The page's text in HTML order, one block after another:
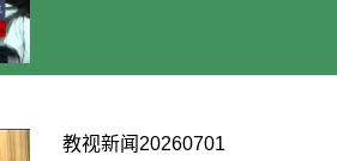
教视新闻20260701